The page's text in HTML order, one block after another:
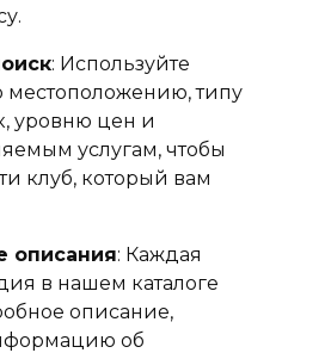
: Используйте
местоположению, типу
уровню цен и
услугам, чтобы
клуб, который вам
описания: Каждая
в нашем каталоге
описание,
об